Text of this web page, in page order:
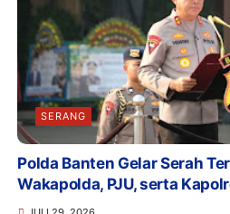
SERANG
Polda Banten Gelar Serah
Wakapolda, PJU, serta